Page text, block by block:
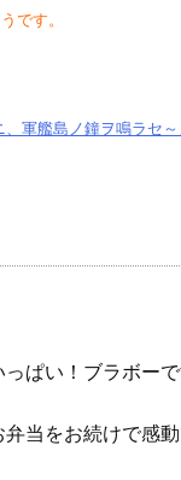
です。
軍艦島ノ鐘ヲ鳴ラセ
ぱい！ブラボーで
当をお続けで感動